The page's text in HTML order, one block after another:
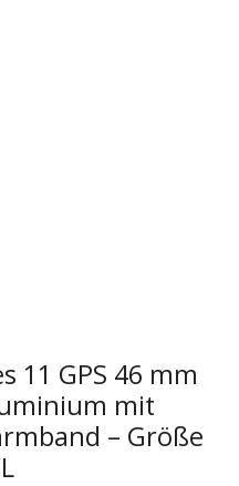
11 GPS 46 mm
mit
– Größe